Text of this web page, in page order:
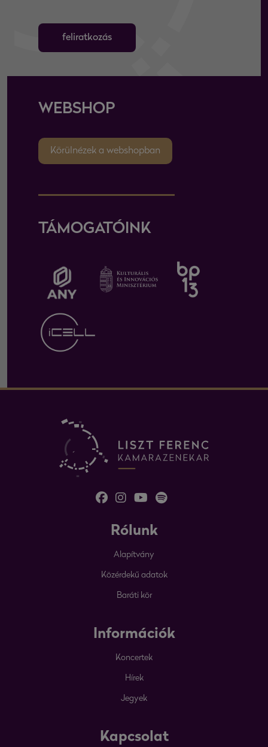
feliratkozás
WEBSHOP
Körülnézek a webshopban
TÁMOGATÓINK
Rólunk
Alapítvány
Közérdekű adatok
Baráti kör
Információk
Koncertek
Hírek
Jegyek
Kapcsolat